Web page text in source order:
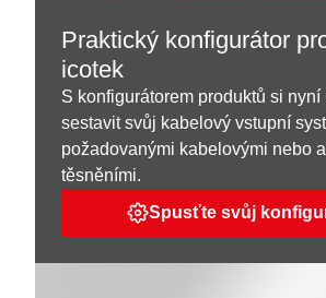
Praktický konfigurátor
icotek
S konfigurátorem produktů si nyní
sestavit svůj kabelový vstupní
požadovanými kabelovými nebo
těsněními.
Spusťte svůj